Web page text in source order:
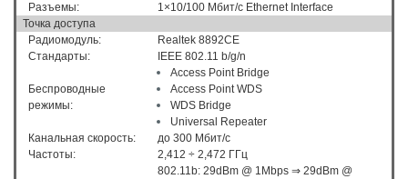
Разъемы:
1×10/100 Мбит/с Ethernet Interface
Точка доступа
Радиомодуль:
Realtek 8892CE
Стандарты:
IEEE 802.11 b/g/n
Беспроводные
режимы:
Access Point Bridge
Access Point WDS
WDS Bridge
Universal Repeater
Канальная скорость:
до 300 Мбит/с
Частоты:
2,412 ÷ 2,472 ГГц
802.11b: 29dBm @ 1Mbps ⇒ 29dBm @